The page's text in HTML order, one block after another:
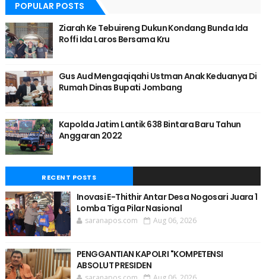
POPULAR POSTS
Ziarah Ke Tebuireng Dukun Kondang Bunda Ida
Roffi Ida Laros Bersama Kru
Gus Aud Mengaqiqahi Ustman Anak Keduanya Di
Rumah Dinas Bupati Jombang
Kapolda Jatim Lantik 638 Bintara Baru Tahun
Anggaran 2022
RECENT POSTS
Inovasi E-Thithir Antar Desa Nogosari Juara 1
Lomba Tiga Pilar Nasional
saranapos.com Aug 06, 2026
PENGGANTIAN KAPOLRI "KOMPETENSI
ABSOLUT PRESIDEN